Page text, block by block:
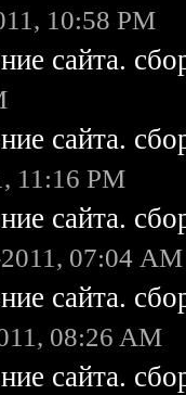
10:58 PM
сайта.
сайта.
11:16 PM
сайта.
07:04 AM
сайта.
08:26 AM
сайта.